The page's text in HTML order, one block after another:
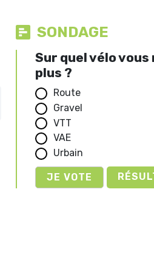
SONDAGE
Sur quel vélo vous
plus ?
Route
Gravel
VTT
VAE
Urbain